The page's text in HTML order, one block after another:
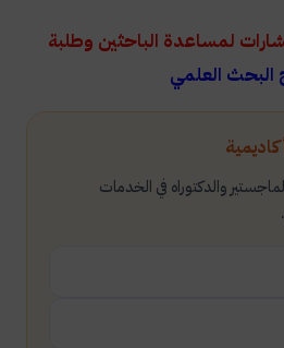
والدكتوراه في الخدمات
لمساعدة الباحثين وطلبة
البحث العلمي